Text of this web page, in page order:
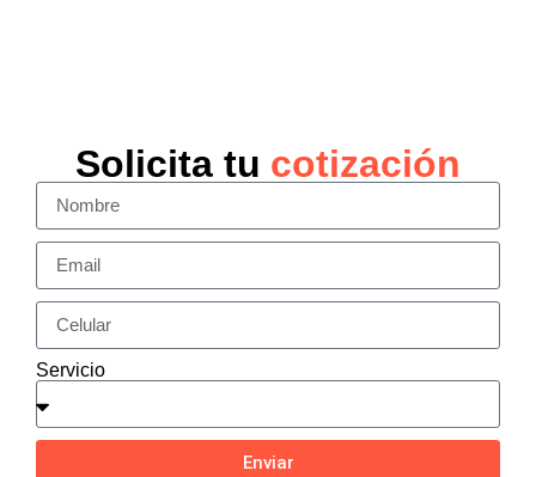
Solicita tu cotización
Servicio
Enviar